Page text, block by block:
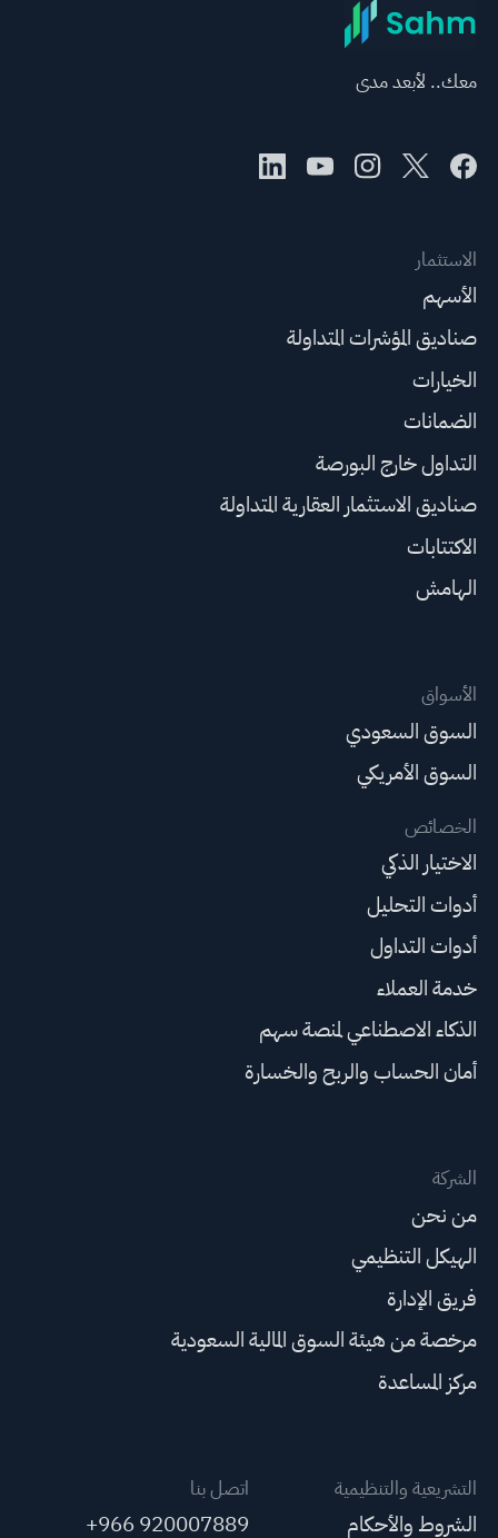
معك.. لأبعد مدى
الاستثمار
الأسهم
صناديق المؤشرات المتداولة
الخيارات
الضمانات
التداول خارج البورصة
صناديق الاستثمار العقارية المتداولة
الاكتتابات
الهامش
الأسواق
السوق السعودي
السوق الأمريكي
الخصائص
الاختيار الذكي
أدوات التحليل
أدوات التداول
خدمة العملاء
الذكاء الاصطناعي لمنصة سهم
أمان الحساب والربح والخسارة
الشركة
من نحن
الهيكل التنظيمي
فريق الإدارة
مرخصة من هيئة السوق المالية السعودية
مركز المساعدة
التشريعية والتنظيمية
الشروط والأحكام
اتصل بنا
+966 920007889